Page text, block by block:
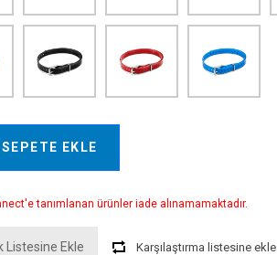
SEPETE EKLE
tanımlanan ürünler iade alınamamaktadır.
Listesine Ekle Karşılaştırma listesine ekle